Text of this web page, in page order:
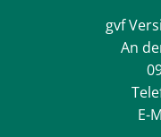
gvf
An
E-